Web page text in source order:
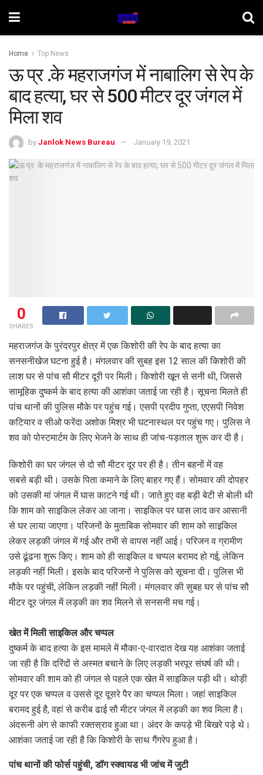
Home Top News
ऊ प्र .के महराजगंज में नाबालिग से रेप के
बाद हत्या, घर से 500 मीटर दूर जंगल में
मिला शव
by Janlok News Bureau January 19, 2021
0
SHARES
महराजगंज के पुरंदरपुर क्षेत्र में एक किशोरी की रेप के बाद हत्या का
सनसनीखेज घटना हुई है। मंगलवार की सुबह इस 12 साल की किशोरी की
लाश घर से पांच सौ मीटर दूरी पर मिली। किशोरी खून से सनी थी, जिससे
सामूहिक दुष्कर्म के बाद हत्या की आशंका जताई जा रही है। सूचना मिलते ही
पांच थानों की पुलिस मौके पर पहुंच गई। एसपी प्रदीप गुप्ता, एएसपी निवेश
कटियार व सीओ फरेंदा अशोक मिश्र भी घटनास्थल पर पहुंच गए। पुलिस ने
शव को पोस्टमार्टम के लिए भेजने के साथ ही जांच-पड़ताल शुरू कर दी है।
किशोरी का घर जंगल से दो सौ मीटर दूर पर ही है। तीन बहनों में वह
सबसे बड़ी थी। उसके पिता कमाने के लिए बाहर गए हैं। सोमवार की दोपहर
को उसकी मां जंगल में घास काटने गई थी। जाते हुए वह बड़ी बेटी से बोली थी
कि शाम को साइकिल लेकर आ जाना। साइकिल पर घास लाद कर आसानी
से घर लाया जाएगा। परिजनों के मुताबिक सोमवार की शाम को साइकिल
लेकर लड़की जंगल में गई और तभी से वापस नहीं आई। परिजन व ग्रामीण
उसे ढूंढना शुरू किए। शाम को ही साइकिल व चप्पल बरामद हो गई, लेकिन
लड़की नहीं मिली। इसके बाद परिजनों ने पुलिस को सूचना दी। पुलिस भी
मौके पर पहुंची, लेकिन लड़की नहीं मिली। मंगलवार की सुबह घर से पांच सौ
मीटर दूर जंगल में लड़की का शव मिलने से सनसनी मच गई।
खेत में मिली साइकिल और चप्पल
दुष्कर्म के बाद हत्या के इस मामले में मौका-ए-वारदात देख यह आशंका जताई
जा रही है कि दरिंदों से अस्मत बचाने के लिए लड़की भरपूर संघर्ष की थी।
सोमवार की शाम को ही जंगल से पहले एक खेत में साइकिल पड़ी थी। थोड़ी
दूर पर एक चप्पल व उससे दूर दूसरे पैर का चप्पल मिला। जहां साइकिल
बरामद हुई है, वहां से करीब ढाई सौ मीटर जंगल में लड़की का शव मिला है।
अंदरूनी अंग से काफी रक्तस्राव हुआ था। अंदर के कपड़े भी बिखरे पड़े थे।
आशंका जताई जा रही है कि किशोरी के साथ गैंगरेप हुआ है।
पांच थानों की फोर्स पहुंची, डॉग स्क्वायड भी जांच में जुटी